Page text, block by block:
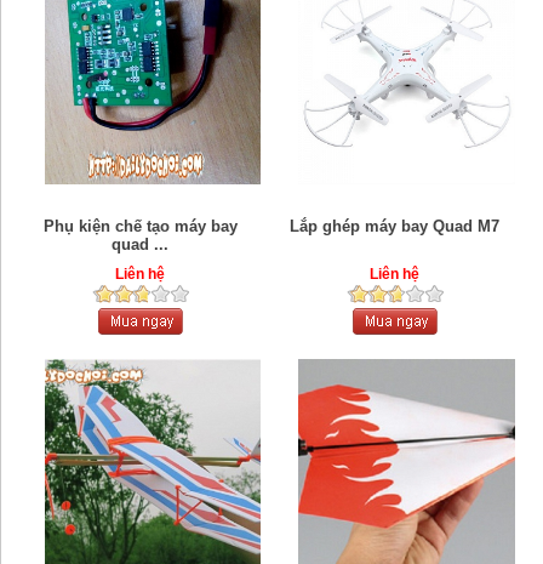
Phụ kiện chế tạo máy bay
quad ...
Liên hệ
Lắp ghép máy bay Quad M7
Liên hệ